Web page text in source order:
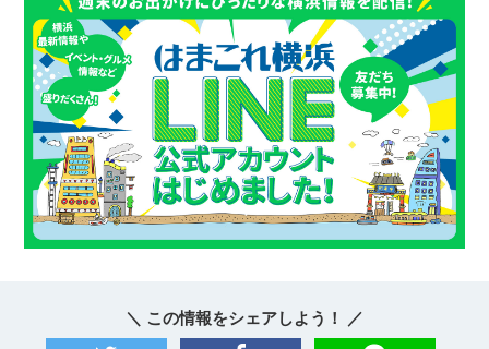
＼ この情報をシェアしよう！ ／